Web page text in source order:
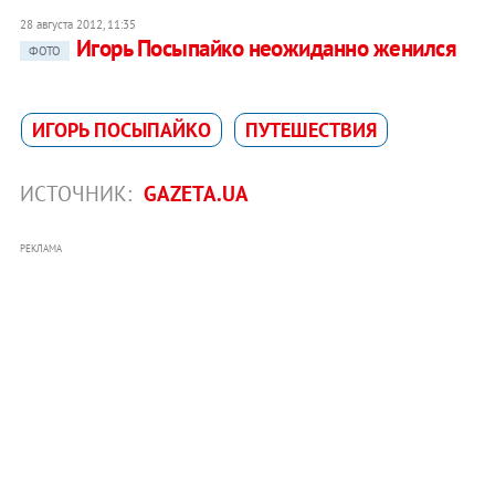
28 августа 2012, 11:35
ФОТО
Игорь Посыпайко неожиданно женился
ИГОРЬ ПОСЫПАЙКО ПУТЕШЕСТВИЯ
ИСТОЧНИК: GAZETA.UA
РЕКЛАМА